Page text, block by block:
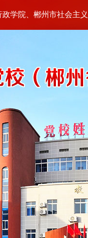
学院、郴州市社会主